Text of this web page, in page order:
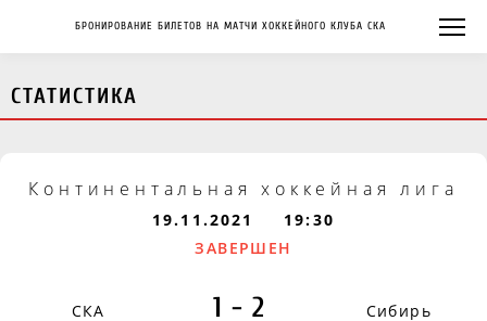
БРОНИРОВАНИЕ БИЛЕТОВ НА МАТЧИ ХОККЕЙНОГО КЛУБА СКА
СТАТИСТИКА
Континентальная хоккейная лига
19.11.2021
19:30
ЗАВЕРШЕН
СКА 1-2 Сибирь